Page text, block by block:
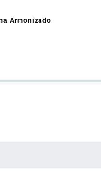
Armonizado